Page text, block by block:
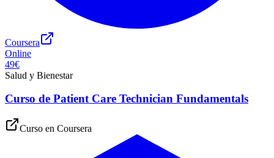
Coursera
Online
49€
Salud y Bienestar
Curso de Patient Care Technician Fundamentals
Curso en Coursera